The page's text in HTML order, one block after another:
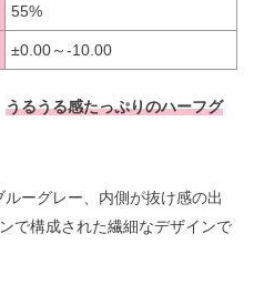
55%
±0.00～-10.00
うるうる感たっぷりのハーフグ
ーグレー、内側が抜け感の出
で構成された繊細なデザインで